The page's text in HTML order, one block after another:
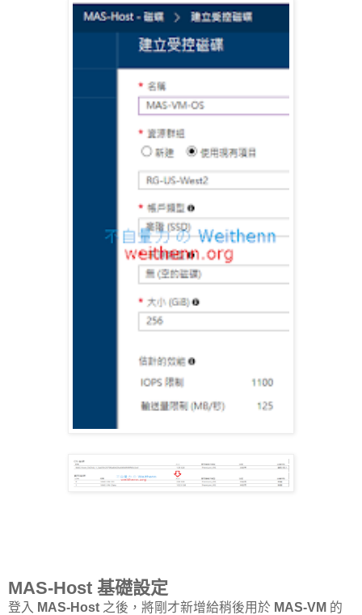
MAS-Host 基礎設定
登入 MAS-Host 之後，將剛才新增給稍後用於 MAS-VM 的